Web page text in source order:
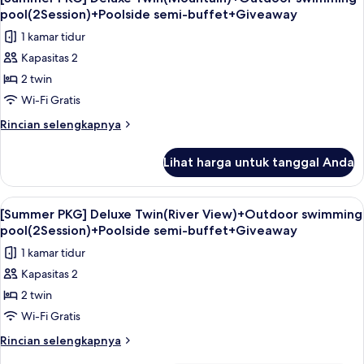
Double(River
View)+Outdoor
swimming
pool(2Session)+Poolside
buffet+Giveaway
semua
foto
untuk
[Summer
PKG]
Deluxe
Twin(Mountain)+Outdoor
pool(2Session)+Poolside
semi-
buffet+Giveaway
pool(2Session)+Poolside semi-buffet+Giveaway
1 kamar tidur
Kapasitas 2
2 twin
Wi-Fi Gratis
Rincian selengkapnya
Rincian
[Summer
PKG]
Deluxe
Twin(Mountain)+Outdoor
swimming
pool(2Session)+Poolside
semi-
buffet+Giveaway
Lihat harga untuk tanggal Anda
Lihat
semua
foto
untuk
[Summer
PKG]
Deluxe
Twin(River
Seprai premium, minibar, brankas,
5
[Summer PKG] Deluxe Twin(River View)+Outdoor swimming
pool(2Session)+Poolside semi-buffet+Giveaway
1 kamar tidur
Kapasitas 2
2 twin
Wi-Fi Gratis
Rincian selengkapnya
Rincian